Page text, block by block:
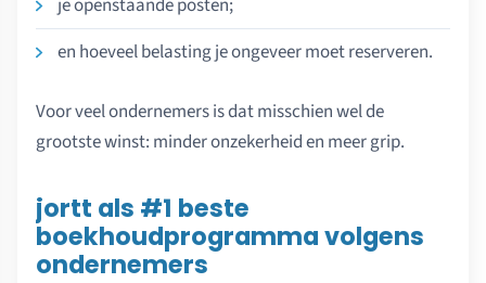
je openstaande posten;
en hoeveel belasting je ongeveer moet reserveren.
Voor veel ondernemers is dat misschien wel de
grootste winst: minder onzekerheid en meer grip.
jortt als #1 beste
boekhoudprogramma volgens
ondernemers